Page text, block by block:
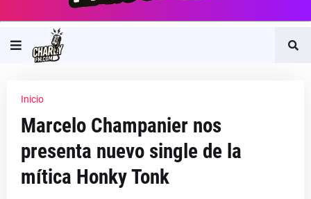
Inicio
Marcelo Champanier nos
presenta nuevo single de la
mítica Honky Tonk